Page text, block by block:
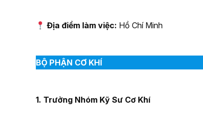
Địa điểm làm việc: Hồ Chí Minh
BỘ PHẬN CƠ KHÍ
1. Trưởng Nhóm Kỹ Sư Cơ Khí